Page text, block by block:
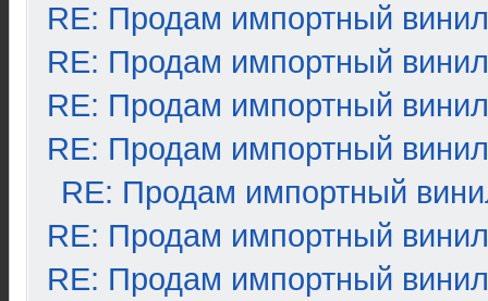
RE: Продам импортный винил
RE: Продам импортный винил
RE: Продам импортный винил
RE: Продам импортный винил
RE: Продам импортный
RE: Продам импортный винил
RE: Продам импортный винил